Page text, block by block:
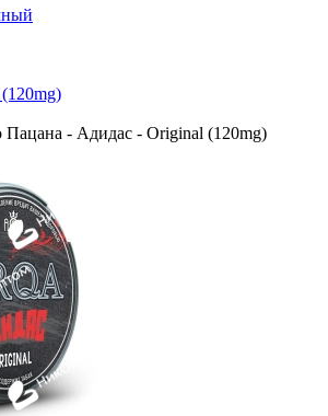
- Адидас - Original (120mg)